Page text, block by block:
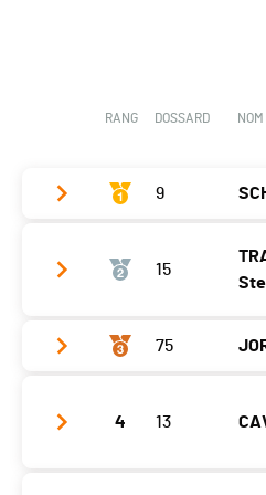
RANG DOSSARD NOM
9
Vélo 0h32'11
Course à pied
15
Vélo 0h33'30
Course à pied 0h18'50
75
Vélo 0h34'02
4 13